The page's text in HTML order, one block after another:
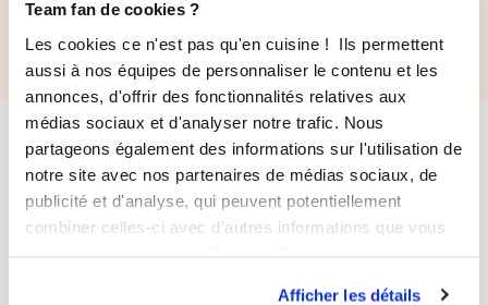
Team fan de cookies ?
Les cookies ce n'est pas qu'en cuisine ! Ils permettent
aussi à nos équipes de personnaliser le contenu et les
annonces, d'offrir des fonctionnalités relatives aux
médias sociaux et d'analyser notre trafic. Nous
partageons également des informations sur l'utilisation de
notre site avec nos partenaires de médias sociaux, de
publicité et d'analyse, qui peuvent potentiellement
combiner celles-ci avec d'autres informations que vous
Afficher les détails
112,70 €
SÉCURISÉ